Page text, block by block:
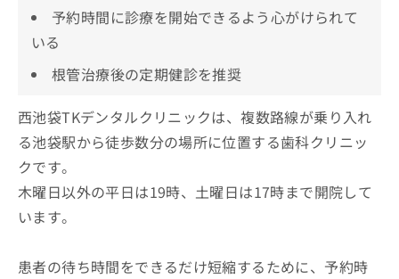
予約時間に診療を開始できるよう心がけられて
いる
根管治療後の定期健診を推奨
西池袋TKデンタルクリニックは、複数路線が乗り入れ
る池袋駅から徒歩数分の場所に位置する歯科クリニッ
クです。
木曜日以外の平日は19時、土曜日は17時まで開院して
います。
患者の待ち時間をできるだけ短縮するために、予約時